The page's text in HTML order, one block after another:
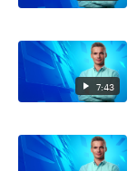
7:43